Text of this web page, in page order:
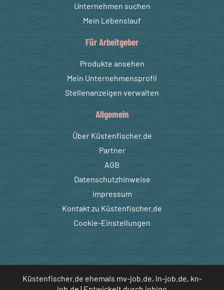
Unternehmen suchen
Mein Lebenslauf
Für Arbeitgeber
Produkte ansehen
Mein Unternehmensprofil
Stellenanzeigen verwalten
Allgemein
Über Küstenfischer.de
Partner
AGB
Datenschutzhinweise
Impressum
Kontakt zu Küstenfischer.de
Cookie-Einstellungen
Küstenfischer.de ehemals mv-job.de, ln-job.de, kn-